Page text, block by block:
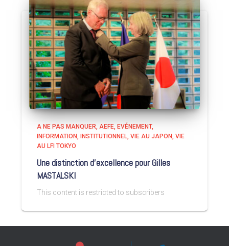
A NE PAS MANQUER AEFE EVÉNEMENT
INFORMATION
INSTITUTIONNEL VIE AU JAPON VIE
AU LFI TOKYO
Une distinction d’excellence pour Gilles
MASTALSKI
This content is restricted to subscribers